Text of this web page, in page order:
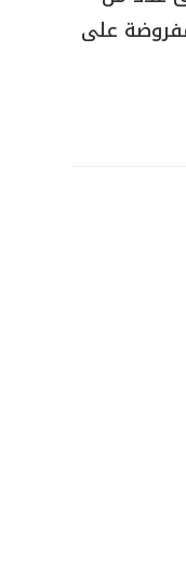
على